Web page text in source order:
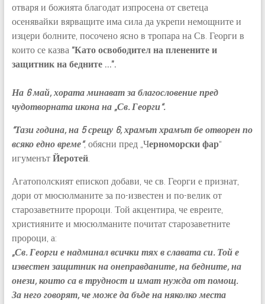
отваря и божията благодат изпросена от светеца
осенявайки вярващите има сила да укрепи немощните и
изцери болните, посочено ясно в тропара на Св. Георги в
които се казва“Като освободител на пленените и
защитник на бедните …”.
На 6 май, хората минават за благословение пред
чудотворната икона на „Св. Георги“.
“Тази година, на 5 срещу 6, храмът храмът бе отворен по
всяко едно време“, обясни пред „Черноморски фар“
игуменътЙеротей.
Агатополският епископ добави, че св. Георги е признат,
дори от мюсюлманите за по-известен и по-велик от
старозаветните пророци. Той акцентира, че евреите,
християните и мюсюлманите почитат старозаветните
пророци, а:
„Св. Георги е надминал всички тях в славата си. Той е
известен защитник на онеправданите, на бедните, на
онези, които са в трудност и имат нужда от помощ.
За него говорят, че може да бъде на няколко места